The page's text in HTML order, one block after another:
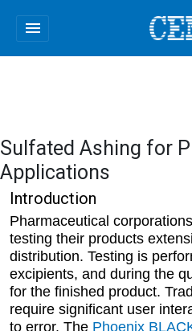
menu
Sulfated Ashing for
Applications
Introduction
Pharmaceutical
testing their products
distribution. Testing is
excipients, and during the
for the finished product.
require significant user
to error. The Phoenix